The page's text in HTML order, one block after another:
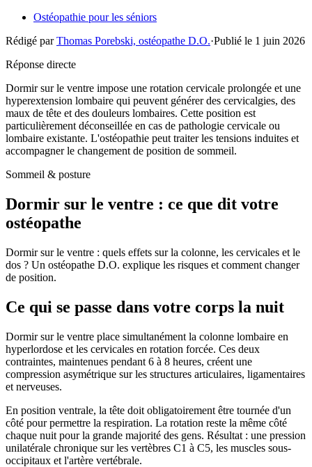
Ostéopathie pour les séniors
Rédigé par Thomas Porebski, ostéopathe D.O.·Publié le 1 juin 2026
Réponse directe
Dormir sur le ventre impose une rotation cervicale prolongée et une
hyperextension lombaire qui peuvent générer des cervicalgies, des
maux de tête et des douleurs lombaires. Cette position est
particulièrement déconseillée en cas de pathologie cervicale ou
lombaire existante. L'ostéopathie peut traiter les tensions induites et
accompagner le changement de position de sommeil.
Sommeil & posture
Dormir sur le ventre : ce que dit votre
ostéopathe
Dormir sur le ventre : quels effets sur la colonne, les cervicales et le
dos ? Un ostéopathe D.O. explique les risques et comment changer
de position.
Ce qui se passe dans votre corps la nuit
Dormir sur le ventre place simultanément la colonne lombaire en
hyperlordose et les cervicales en rotation forcée. Ces deux
contraintes, maintenues pendant 6 à 8 heures, créent une
compression asymétrique sur les structures articulaires, ligamentaires
et nerveuses.
En position ventrale, la tête doit obligatoirement être tournée d'un
côté pour permettre la respiration. La rotation reste la même côté
chaque nuit pour la grande majorité des gens. Résultat : une pression
unilatérale chronique sur les vertèbres C1 à C5, les muscles sous-
occipitaux et l'artère vertébrale.